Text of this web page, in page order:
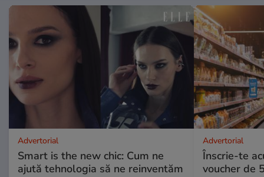
Advertorial
Smart is the new chic: Cum ne
ajută tehnologia să ne reinventăm
Advertorial
Înscrie-te
voucher de